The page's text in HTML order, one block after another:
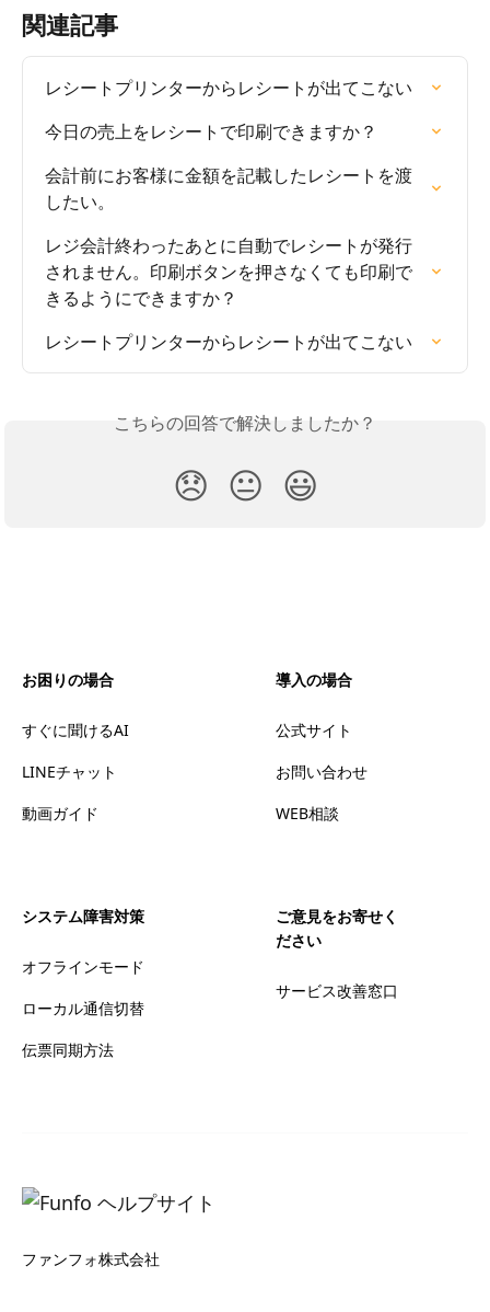
関連記事
レシートプリンターからレシートが出てこない
今日の売上をレシートで印刷できますか？
会計前にお客様に金額を記載したレシートを渡
したい。
レジ会計終わったあとに自動でレシートが発行
されません。印刷ボタンを押さなくても印刷で
きるようにできますか？
レシートプリンターからレシートが出てこない
こちらの回答で解決しましたか？
😞 😐 😃
お困りの場合
すぐに聞けるAI
LINEチャット
動画ガイド
導入の場合
公式サイト
お問い合わせ
WEB相談
システム障害対策
オフラインモード
ローカル通信切替
伝票同期方法
ご意見をお寄せく
ださい
サービス改善窓口
ファンフォ株式会社